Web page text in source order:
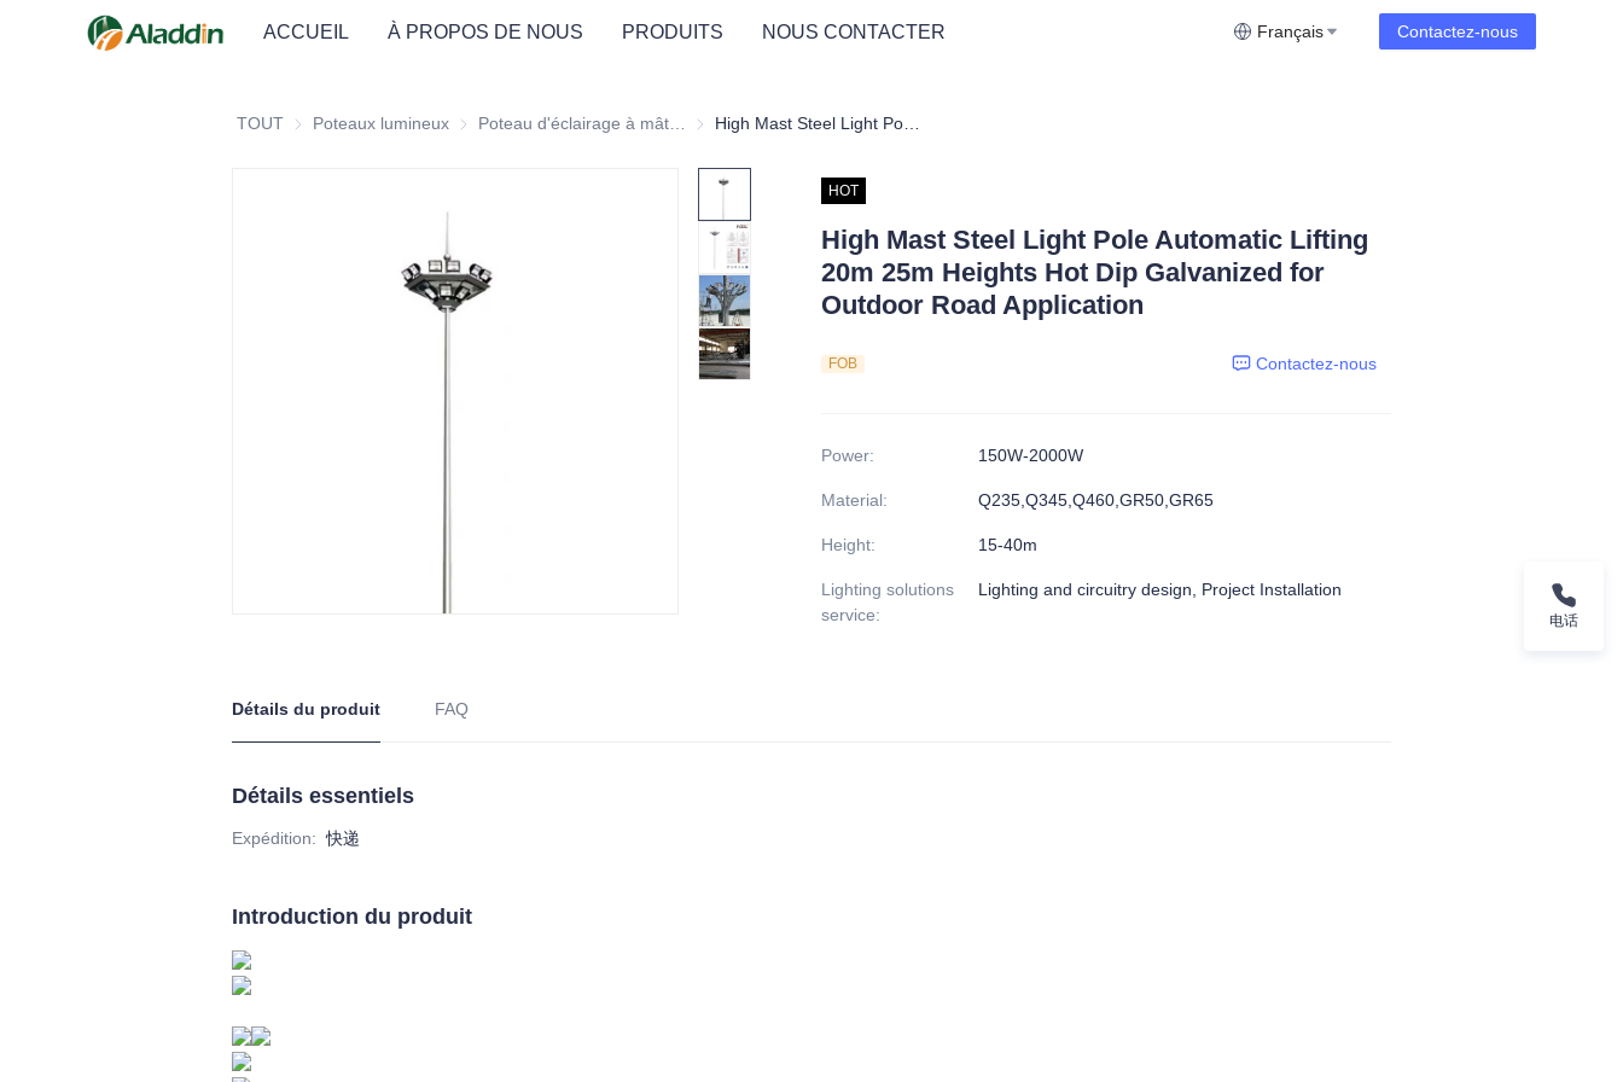
ACCUEIL À PROPOS DE NOUS PRODUITS NOUS CONTACTER Français Contactez-nous
TOUT Poteaux lumineux Poteaux lumineux Poteau d'éclairage à mât élevé
HOT
High Mast Steel Light Pole Automatic Lifting
20m 25m Heights Hot Dip Galvanized for
Outdoor Road Application
FOB Contactez-nous
Power: 150W-2000W
Material: Q235,Q345,Q460,GR50,GR65
Height: 15-40m
Lighting solutions
service:
Lighting and circuitry design, Project Installation
Détails du produit FAQ
Détails essentiels
Expédition: 快递
Introduction du produit
电话